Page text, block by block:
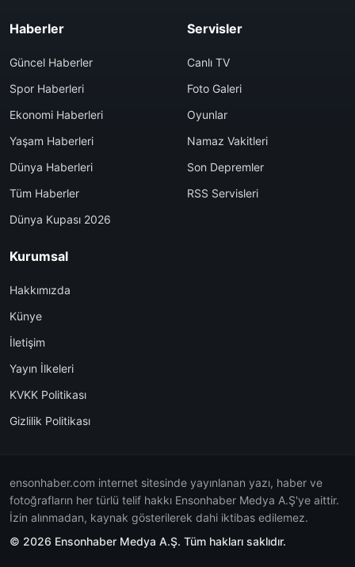
Haberler
Güncel Haberler
Spor Haberleri
Ekonomi Haberleri
Yaşam Haberleri
Dünya Haberleri
Tüm Haberler
Dünya Kupası 2026
Servisler
Canlı TV
Foto Galeri
Oyunlar
Namaz Vakitleri
Son Depremler
RSS Servisleri
Kurumsal
Hakkımızda
Künye
İletişim
Yayın İlkeleri
KVKK Politikası
Gizlilik Politikası
ensonhaber.com internet sitesinde yayınlanan yazı, haber ve
fotoğrafların her türlü telif hakkı Ensonhaber Medya A.Ş'ye aittir.
İzin alınmadan, kaynak gösterilerek dahi iktibas edilemez.
© 2026 Ensonhaber Medya A.Ş. Tüm hakları saklıdır.